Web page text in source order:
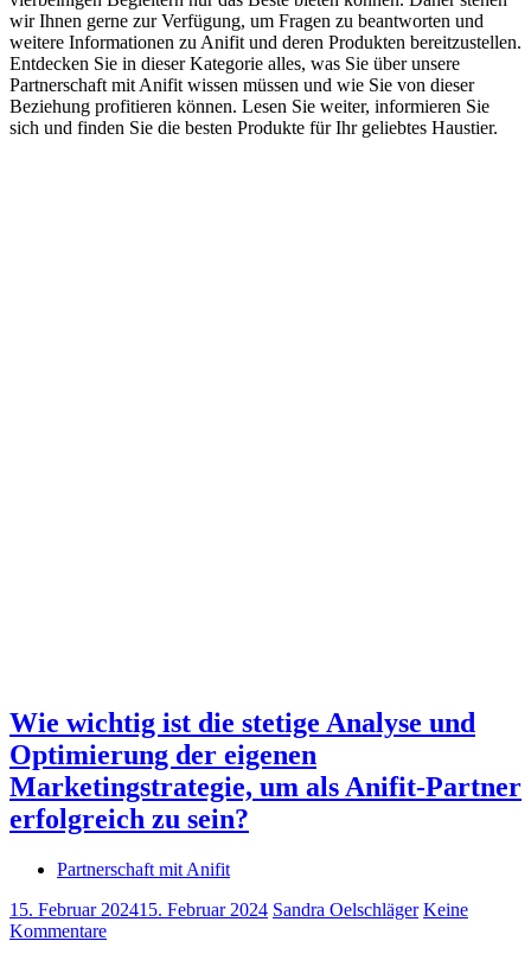
wir Ihnen gerne zur Verfügung, um Fragen zu beantworten und
weitere Informationen zu Anifit und deren Produkten bereitzustellen.
Entdecken Sie in dieser Kategorie alles, was Sie über unsere
Partnerschaft mit Anifit wissen müssen und wie Sie von dieser
Beziehung profitieren können. Lesen Sie weiter, informieren Sie
sich und finden Sie die besten Produkte für Ihr geliebtes Haustier.
Wie wichtig ist die stetige Analyse und
Optimierung der eigenen
Marketingstrategie, um als Anifit-Partner
erfolgreich zu sein?
Partnerschaft mit Anifit
15. Februar 202415. Februar 2024 Sandra Oelschläger Keine
Kommentare